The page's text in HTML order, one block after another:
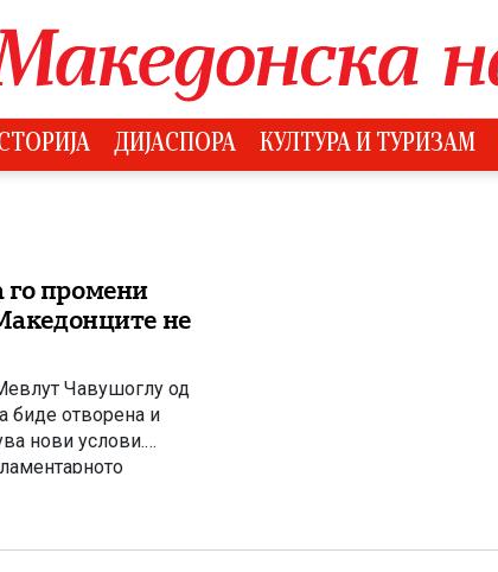
ДИЈАСПОРА КУЛТУРА И ТУРИЗАМ
го промени
не
Чавушоглу од
биде отворена и
нови услови.
на